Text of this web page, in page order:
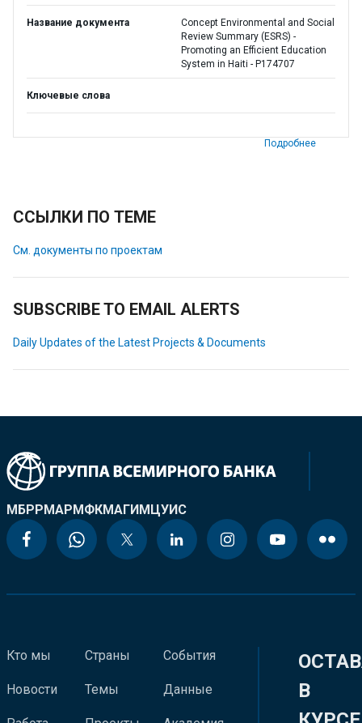
Название документа
Concept Environmental and Social
Review Summary (ESRS) -
Promoting an Efficient Education
System in Haiti - P174707
Ключевые слова
Подробнее
ССЫЛКИ ПО ТЕМЕ
См. документы по проектам
SUBSCRIBE TO EMAIL ALERTS
Daily Updates of the Latest Projects & Documents
МБРРМАРМФКМАГИМЦУИС
Кто мы
Новости
Страны
Темы
События
Данные
В